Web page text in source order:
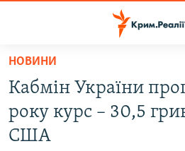
Перейти
основного
матеріалу
Перейти
до
НОВИНИ
ВІДЕО ТА ФОТО
НОВИНИ
Кабмін України
року курс – 30,5
США